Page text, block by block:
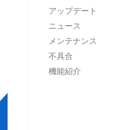
アップデート
ニュース
メンテナンス
不具合
機能紹介